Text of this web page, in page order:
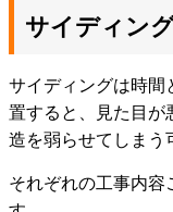
サイディン
サイディングは時
置すると、見た目
造を弱らせてしまう
それぞれの工事内